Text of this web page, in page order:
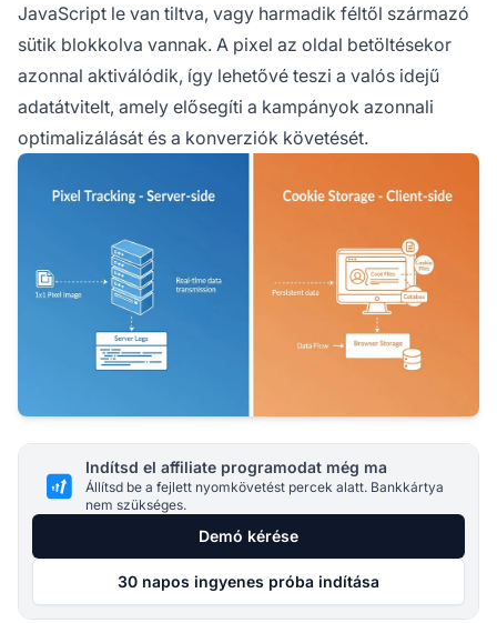
JavaScript le van tiltva, vagy harmadik féltől származó
sütik blokkolva vannak. A pixel az oldal betöltésekor
azonnal aktiválódik, így lehetővé teszi a valós idejű
adatátvitelt, amely elősegíti a kampányok azonnali
optimalizálását és a konverziók követését.
Indítsd el affiliate programodat még ma
Állítsd be a fejlett nyomkövetést percek alatt. Bankkártya
nem szükséges.
Demó kérése
30 napos ingyenes próba indítása